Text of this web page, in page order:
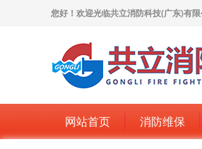
您好！欢迎光临共立消防科技(广东)有
网站首页 消防维保